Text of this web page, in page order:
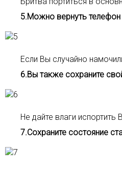
5.Можно вернуть телефон
Если Вы случайно
6.Вы также сохраните
Не дайте влаги испортить
7.Сохраните состояние